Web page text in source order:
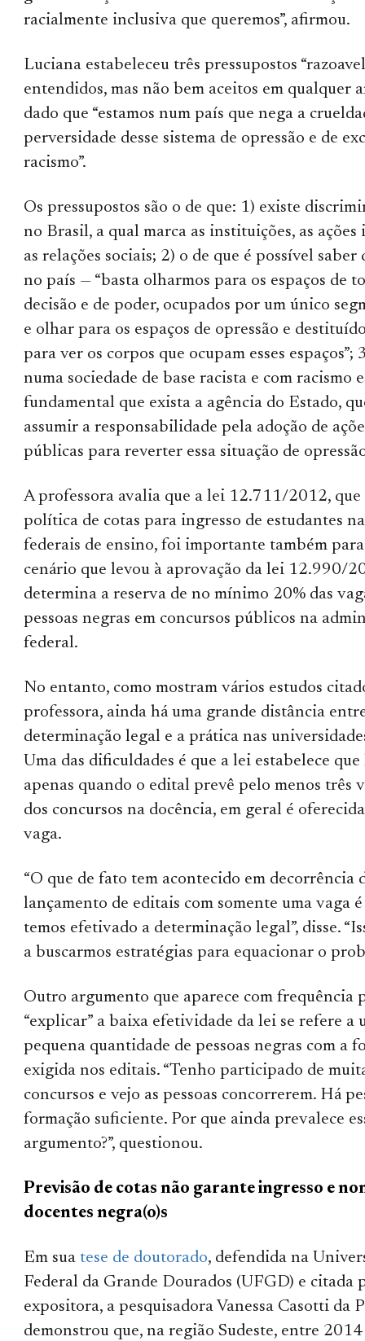
racialmente inclusiva que queremos”, afirmou.
Luciana estabeleceu três pressupostos
entendidos, mas não bem aceitos em qualquer
dado que “estamos num país que nega a
perversidade desse sistema de opressão e de
racismo”.
Os pressupostos são o de que: 1) existe
no Brasil, a qual marca as instituições, as
as relações sociais; 2) o de que é possível saber
no país — “basta olharmos para os espaços de
decisão e de poder, ocupados por um único
e olhar para os espaços de opressão e
para ver os corpos que ocupam esses espaços”;
numa sociedade de base racista e com racismo
fundamental que exista a agência do Estado,
assumir a responsabilidade pela adoção de
públicas para reverter essa situação de
A professora avalia que a lei 12.711/2012, que
política de cotas para ingresso de estudantes
federais de ensino, foi importante também
cenário que levou à aprovação da lei 12.990/
determina a reserva de no mínimo 20% das
pessoas negras em concursos públicos na
federal.
No entanto, como mostram vários estudos
professora, ainda há uma grande distância
determinação legal e a prática nas
Uma das dificuldades é que a lei estabelece
apenas quando o edital prevê pelo menos três
dos concursos na docência, em geral é
vaga.
“O que de fato tem acontecido em decorrência
lançamento de editais com somente uma vaga
temos efetivado a determinação legal”, disse.
a buscarmos estratégias para equacionar o
Outro argumento que aparece com frequência
“explicar” a baixa efetividade da lei se refere a
pequena quantidade de pessoas negras com a
exigida nos editais. “Tenho participado de
concursos e vejo as pessoas concorrerem. Há
formação suficiente. Por que ainda prevalece
argumento?”, questionou.
Previsão de cotas não garante ingresso e
docentes negra(o)s
Em sua tese de doutorado, defendida na
Federal da Grande Dourados (UFGD) e citada
expositora, a pesquisadora Vanessa Casotti da
demonstrou que, na região Sudeste, entre